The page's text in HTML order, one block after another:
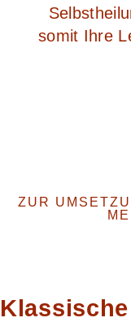
somit Ihre
ZUR